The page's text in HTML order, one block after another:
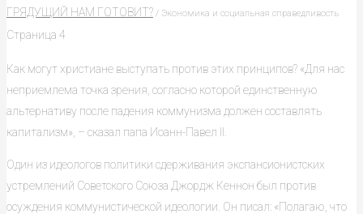
ГРЯДУЩИЙ НАМ ГОТОВИТ? / Экономика и социальная справедливость
Страница 4
Как могут христиане выступать против этих принципов? «Для нас
неприемлема точка зрения, согласно которой единственную
альтернативу после падения коммунизма должен составлять
капитализм», – сказал папа Иоанн-Павел II.
Один из идеологов политики сдерживания экспансионистских
устремлений Советского Союза Джордж Кеннон был против
осуждения коммунистической идеологии. Он писал: «Полагаю, что